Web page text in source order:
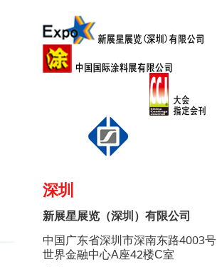
深圳
新展星展览（深圳）有限公司
中国广东省深圳市深南东路4003号
世界金融中心A座42楼C室